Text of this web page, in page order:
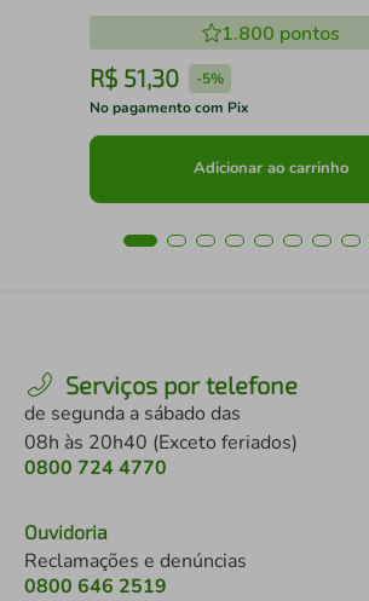
1.800 pontos
R$ 51,30 -5%
No pagamento com Pix
Adicionar ao carrinho
Serviços por telefone
de segunda a sábado das
08h às 20h40 (Exceto feriados)
0800 724 4770
Ouvidoria
Reclamações e denúncias
0800 646 2519